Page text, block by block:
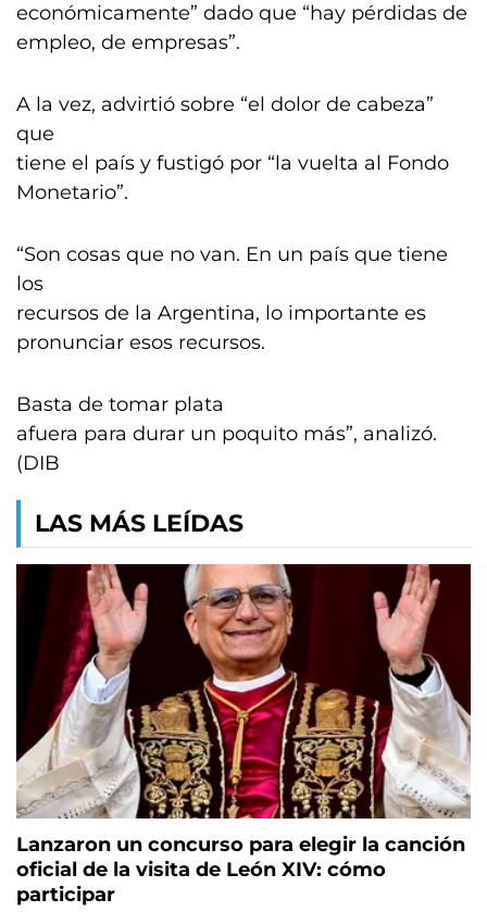
económicamente” dado que “hay pérdidas de
empleo, de empresas”.
A la vez, advirtió sobre “el dolor de cabeza”
que
tiene el país y fustigó por “la vuelta al Fondo
Monetario”.
“Son cosas que no van. En un país que tiene
los
recursos de la Argentina, lo importante es
pronunciar esos recursos.
Basta de tomar plata
afuera para durar un poquito más”, analizó.
(DIB
LAS MÁS LEÍDAS
Lanzaron un concurso para elegir la canción
oficial de la visita de León XIV: cómo
participar